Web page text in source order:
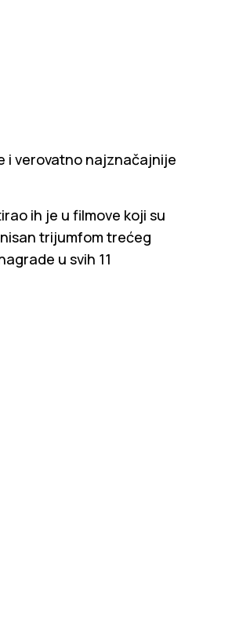
i verovatno najznačajnije
ih je u filmove koji su
trijumfom trećeg
u svih 11